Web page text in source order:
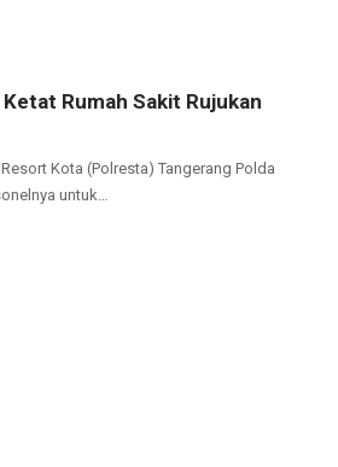
Rumah Sakit Rujukan
Kota (Polresta) Tangerang Polda
untuk…